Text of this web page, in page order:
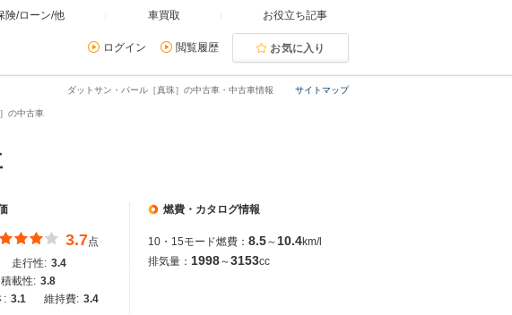
険/ローン/他 車買取 お役立ち記事
ログイン 閲覧履歴 お気に入り
サイトマップ
ダットサン・パール［真珠］の中古車・中古車情報
の中古車
3.7点
走行性: 3.4
積載性: 3.8
: 3.1 維持費: 3.4
燃費・カタログ情報
10・15モード燃費： 8.5～ 10.4km/l
排気量： 1998～3153cc